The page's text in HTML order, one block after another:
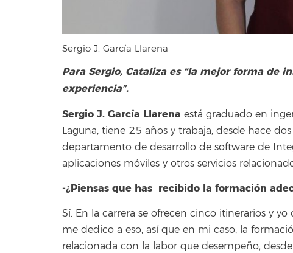
Sergio J. García Llarena
Para Sergio, Cataliza es “la mejor forma de
experiencia”.
Sergio J. García Llarena está graduado en
Laguna, tiene 25 años y trabaja, desde hace
departamento de desarrollo de software de
aplicaciones móviles y otros servicios
-¿Piensas que has recibido la formación
Sí. En la carrera se ofrecen cinco itinerarios y
me dedico a eso, así que en mi caso, la
relacionada con la labor que desempeño,